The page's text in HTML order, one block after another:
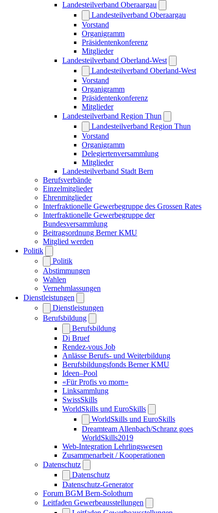
Landesteilverband Oberaargau
Landesteilverband Oberaargau
Vorstand
Organigramm
Präsidentenkonferenz
Mitglieder
Landesteilverband Oberland-West
Landesteilverband Oberland-West
Vorstand
Organigramm
Präsidentenkonferenz
Mitglieder
Landesteilverband Region Thun
Landesteilverband Region Thun
Vorstand
Organigramm
Delegiertenversammlung
Mitglieder
Landesteilverband Stadt Bern
Berufsverbände
Einzelmitglieder
Ehrenmitglieder
Interfraktionelle Gewerbegruppe des Grossen Rates
Interfraktionelle Gewerbegruppe der
Bundesversammlung
Beitragsordnung Berner KMU
Mitglied werden
Politik
Politik
Abstimmungen
Wahlen
Vernehmlassungen
Dienstleistungen
Dienstleistungen
Berufsbildung
Berufsbildung
Di Bruef
Rendez-vous Job
Anlässe Berufs- und Weiterbildung
Berufsbildungsfonds Berner KMU
Ideen–Pool
«Für Profis vo morn»
Linksammlung
SwissSkills
WorldSkills und EuroSkills
WorldSkills und EuroSkills
Dreamteam Allenbach/Schranz goes
WorldSkills2019
Web-Integration Lehrlingswesen
Zusammenarbeit / Kooperationen
Datenschutz
Datenschutz
Datenschutz-Generator
Forum BGM Bern-Solothurn
Leitfaden Gewerbeausstellungen